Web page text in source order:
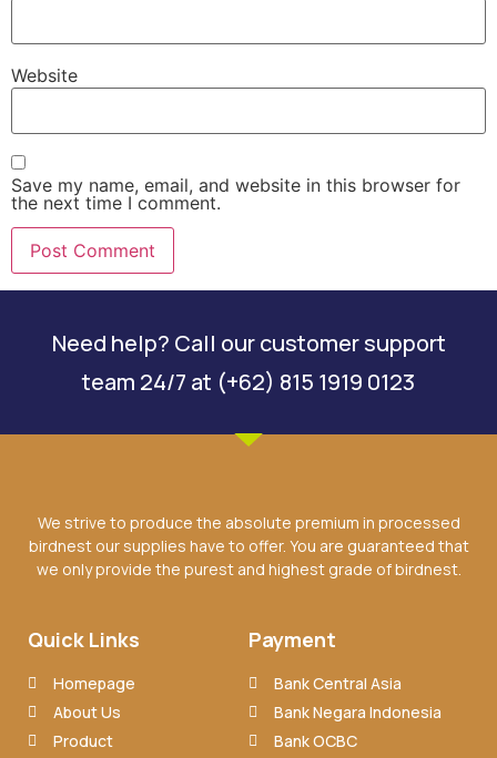
Website
Save my name, email, and website in this browser for
the next time I comment.
Need help? Call our customer support
team 24/7 at (+62) 815 1919 0123
We strive to produce the absolute premium in processed
birdnest our supplies have to offer. You are guaranteed that
we only provide the purest and highest grade of birdnest.
Quick Links
Homepage
About Us
Product
Payment
Bank Central Asia
Bank Negara Indonesia
Bank OCBC